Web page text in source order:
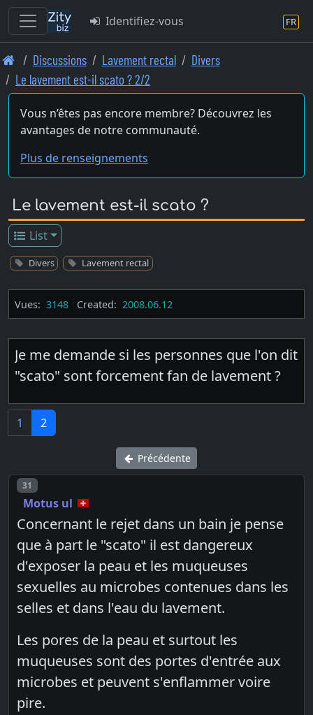
Skip
to
main
content
Identifiez-vous FR
Discussions Lavement rectal
Divers
Le lavement est-il scato ? 2/2
Vous n’êtes pas encore membre? Découvrez les
avantages de notre communauté.
Plus de renseignements
Le lavement est-il scato ?
List
Divers Lavement rectal
Vues: 3148 Created: 2008.06.12
Je me demande si les personnes que l'on dit
"scato" sont forcement fan de lavement ?
1 2
Précédente
Post number
31
Motus ul
Concernant le rejet dans un bain je pense
que à part le "scato" il est dangereux
d'exposer la peau et les muqueuses
sexuelles au microbes contenues dans les
selles et dans l'eau du lavement.
Les pores de la peau et surtout les
muqueuses sont des portes d'entrée aux
microbes et peuvent s'enflammer voire
pire.